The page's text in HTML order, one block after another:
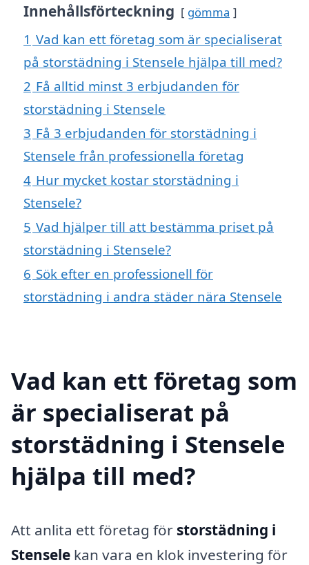
Innehållsförteckning gömma
1 Vad kan ett företag som är specialiserat
på storstädning i Stensele hjälpa till med?
2 Få alltid minst 3 erbjudanden för
storstädning i Stensele
3 Få 3 erbjudanden för storstädning i
Stensele från professionella företag
4 Hur mycket kostar storstädning i
Stensele?
5 Vad hjälper till att bestämma priset på
storstädning i Stensele?
6 Sök efter en professionell för
storstädning i andra städer nära Stensele
Vad kan ett företag som
är specialiserat på
storstädning i Stensele
hjälpa till med?
Att anlita ett företag för storstädning i
Stensele kan vara en klok investering för